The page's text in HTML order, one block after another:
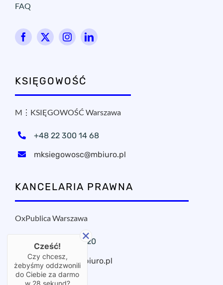
FAQ
KSIĘGOWOŚĆ
M⋮KSIĘGOWOŚĆ Warszawa
+48 22 300 14 68
mksiegowosc@mbiuro.pl
KANCELARIA PRAWNA
OxPublica Warszawa
+48 22 295 11 20
oxpublica@mbiuro.pl
Cześć!
Czy chcesz,
żebyśmy oddzwonili
do Ciebie za darmo